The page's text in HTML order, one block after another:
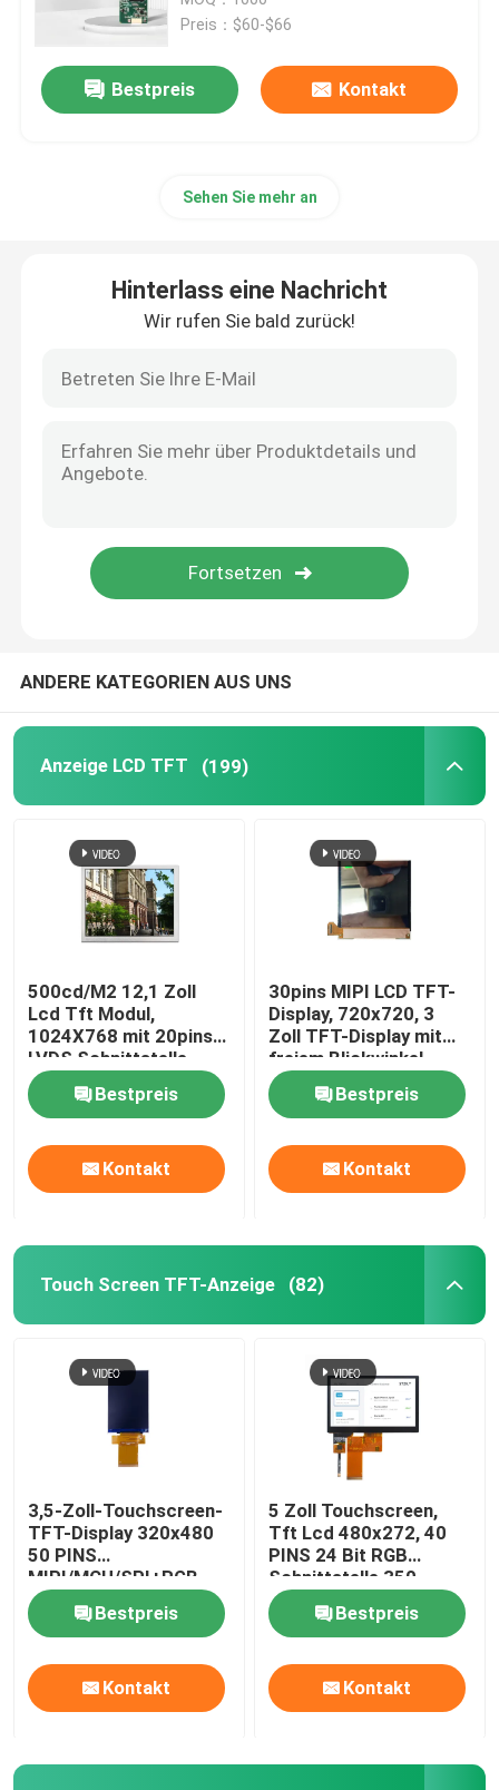
tft Farbbildschirm
Quadratische TFT-Anzeige
Hohe Helligkeit LCD-Anzeige
Sonnenlicht lesbares TFT
Anzeige UARTs TFT
Lcd-Anzeigenmodul
PMOLED-Anzeige
Digitalanzeige LED
Kapazitives Fingerspitzentablett
Preis：$60-$66
Bestpreis Kontakt
Sehen Sie mehr an
Hinterlass eine Nachricht
Wir rufen Sie bald zurück!
ANDERE KATEGORIEN AUS UNS
Anzeige LCD TFT (199)
500cd/M2 12,1 Zoll
Lcd Tft Modul,
1024X768 mit 20pins
LVDS Schnittstelle
Bestpreis
Kontakt
30pins MIPI LCD TFT-
Display, 720x720, 3
Zoll TFT-Display mit
freiem Blickwinkel
Bestpreis
Kontakt
Touch Screen TFT-Anzeige (82)
3,5-Zoll-Touchscreen-
TFT-Display 320x480
50 PINS
MIPI/MCU/SPI+RGB
Bestpreis
Kontakt
5 Zoll Touchscreen,
Tft Lcd 480x272, 40
PINS 24 Bit RGB
Schnittstelle 350
CD/M2
Bestpreis
Kontakt